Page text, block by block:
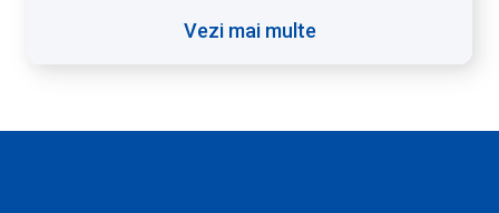
Vezi mai multe